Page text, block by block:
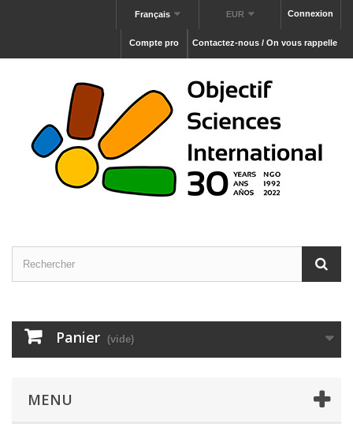
Connexion
EUR
Français
Contactez-nous / On vous rappelle
Compte pro
Panier (vide)
MENU